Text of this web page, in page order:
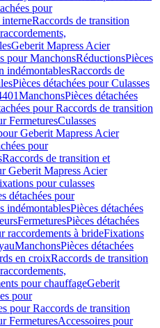
pour
Raccords de transition
Geberit Mapress Acier
pour ManchonsRéductionsPièces
indémontablesRaccords de
Pièces détachées pour Culasses
ManchonsPièces détachées
pour Raccords de transition
FermeturesCulasses
Geberit Mapress Acier
pour
Raccords de transition et
Geberit Mapress Acier
pour culasses
détachées pour
indémontablesPièces détachées
FermeturesPièces détachées
raccordements à brideFixations
ManchonsPièces détachées
en croixRaccords de transition
pour chauffageGeberit
pour
pour Raccords de transition
FermeturesAccessoires pour